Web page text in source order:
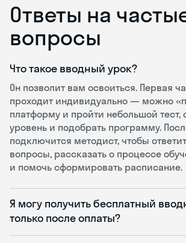
Ответы на
вопросы
Что такое вводный урок?
Он позволит вам освоиться. Первая
проходит индивидуально — можно
платформу и пройти небольшой тест,
уровень и подобрать программу.
подключится методист, чтобы
вопросы, рассказать о процессе
и помочь сформировать расписание.
Я могу получить бесплатный
только после оплаты?